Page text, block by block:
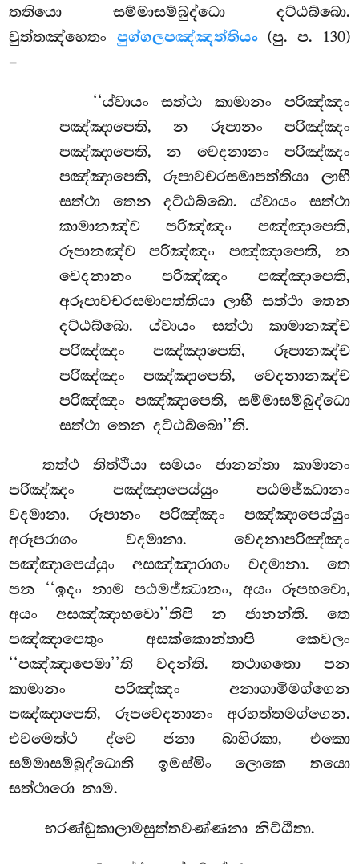
තතියො සම්මාසම්බුද්ධො දට්ඨබ්බො.
වුත්තඤ්හෙතං පුග්ගලපඤ්ඤත්තියං(පු. ප. 130)
–
‘‘ය්වායංසත්ථා කාමානං පරිඤ්ඤං
පඤ්ඤාපෙති, න රූපානං පරිඤ්ඤං
පඤ්ඤාපෙති, න වෙදනානං පරිඤ්ඤං
පඤ්ඤාපෙති, රූපාවචරසමාපත්තියා ලාභී
සත්ථා තෙන දට්ඨබ්බො. ය්වායං සත්ථා
කාමානඤ්ච පරිඤ්ඤං පඤ්ඤාපෙති,
රූපානඤ්ච පරිඤ්ඤං පඤ්ඤාපෙති, න
වෙදනානං පරිඤ්ඤං පඤ්ඤාපෙති,
අරූපාවචරසමාපත්තියා ලාභී සත්ථා තෙන
දට්ඨබ්බො. ය්වායං සත්ථා කාමානඤ්ච
පරිඤ්ඤං පඤ්ඤාපෙති, රූපානඤ්ච
පරිඤ්ඤං පඤ්ඤාපෙති, වෙදනානඤ්ච
පරිඤ්ඤං පඤ්ඤාපෙති, සම්මාසම්බුද්ධො
සත්ථා තෙන දට්ඨබ්බො’’ති.
තත්ථ තිත්ථියා සමයං ජානන්තා කාමානං
පරිඤ්ඤං පඤ්ඤාපෙය්යුං පඨමජ්ඣානං
වදමානා. රූපානං පරිඤ්ඤං පඤ්ඤාපෙය්යුං
අරූපරාගං වදමානා. වෙදනාපරිඤ්ඤං
පඤ්ඤාපෙය්යුං අසඤ්ඤාරාගං වදමානා. තෙ
පන ‘‘ඉදං නාම පඨමජ්ඣානං, අයං රූපභවො,
අයං අසඤ්ඤාභවො’’තිපි න ජානන්ති. තෙ
පඤ්ඤාපෙතුං අසක්කොන්තාපි කෙවලං
‘‘පඤ්ඤාපෙමා’’ති වදන්ති. තථාගතො පන
කාමානං පරිඤ්ඤං අනාගාමිමග්ගෙන
පඤ්ඤාපෙති, රූපවෙදනානං අරහත්තමග්ගෙන.
එවමෙත්ථ ද්වෙ ජනා බාහිරකා, එකො
සම්මාසම්බුද්ධොති ඉමස්මිං ලොකෙ තයො
සත්ථාරො නාම.
භරණ්ඩුකාලාමසුත්තවණ්ණනා නිට්ඨිතා.